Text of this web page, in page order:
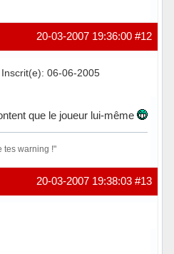
#12
20-03-2007 19:36:00
Inscrit(e): 06-06-2005
que le joueur lui-même
tes warning !"
#13
20-03-2007 19:38:03